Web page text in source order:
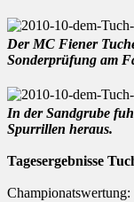
Der MC Fiener
Sonderprüfung am
In der Sandgrube
Spurrillen heraus.
Tagesergebnisse
Championatswertung: